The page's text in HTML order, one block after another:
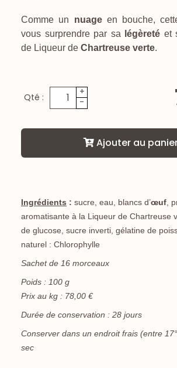
Comme un nuageen bouche,
vous surprendre par sa
légèreté et
de Liqueur de Chartreuse verte.
Qté :
+
-
Ajouter au
Ingrédients : sucre, eau, blancs d’œuf ,
aromatisante à la Liqueur de Chartreuse
de glucose, sucre inverti, gélatine de
naturel : Chlorophylle
Sachet de 16 morceaux
Poids : 100 g
Prix au kg : 78,00 €
Durée de conservation : 28 jours
Conserver dans un endroit frais (entre
sec